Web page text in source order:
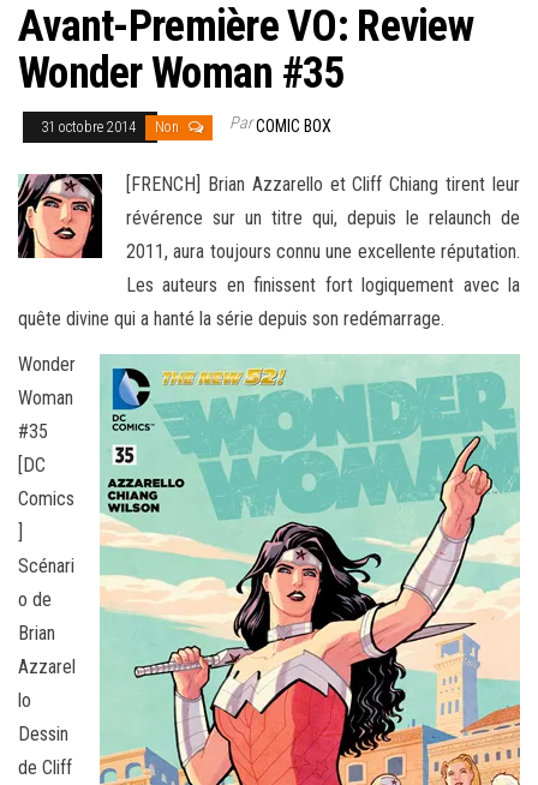
Avant-Première VO: Review
Wonder Woman #35
31 octobre 2014 Non ParCOMIC BOX
[FRENCH] Brian Azzarello et Cliff Chiang tirent leur
révérence sur un titre qui, depuis le relaunch de
2011, aura toujours connu une excellente réputation.
Les auteurs en finissent fort logiquement avec la
quête divine qui a hanté la série depuis son redémarrage.
Wonder
Woman
#35
[DC
Comics
]
Scénari
o de
Brian
Azzarel
lo
Dessin
de Cliff